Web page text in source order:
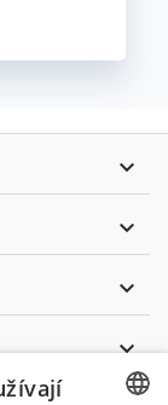



